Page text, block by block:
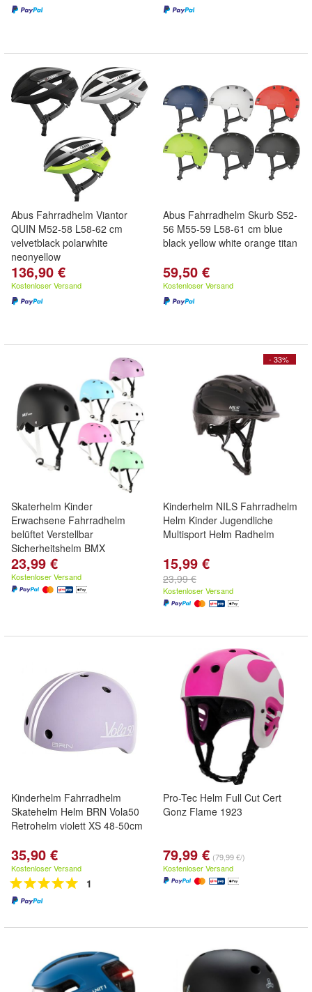
Abus Fahrradhelm Viantor
QUIN M52-58 L58-62 cm
velvetblack polarwhite
neonyellow
136,90 €
Kostenloser Versand
Abus Fahrradhelm Skurb S52-
56 M55-59 L58-61 cm blue
black yellow white orange titan
59,50 €
Kostenloser Versand
Skaterhelm Kinder
Erwachsene Fahrradhelm
belüftet Verstellbar
Sicherheitshelm BMX
23,99 €
Kostenloser Versand
- 33%
Kinderhelm NILS Fahrradhelm
Helm Kinder Jugendliche
Multisport Helm Radhelm
15,99 €
23,99 €
Kostenloser Versand
Kinderhelm Fahrradhelm
Skatehelm Helm BRN Vola50
Retrohelm violett XS 48-50cm
35,90 €
Kostenloser Versand
1
Pro-Tec Helm Full Cut Cert
Gonz Flame 1923
79,99 € (79,99 €/)
Kostenloser Versand